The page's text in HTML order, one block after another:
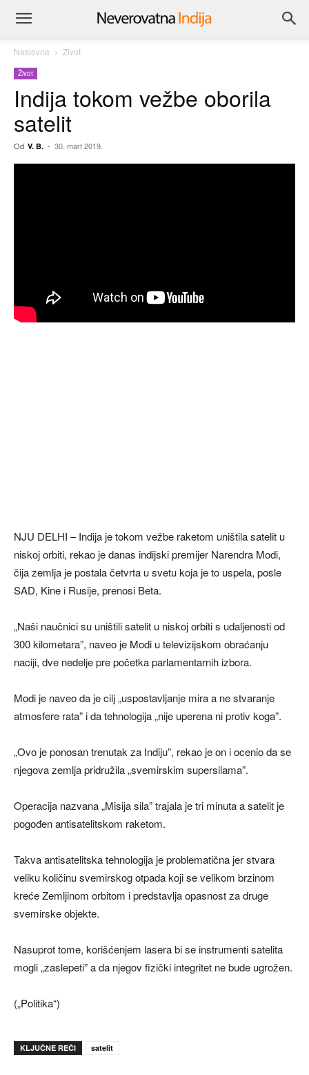
Naslovna Život
Život
Indija tokom vežbe oborila
satelit
Od V. B. - 30. mart 2019.
NJU DELHI – Indija je tokom vežbe raketom uništila satelit u
niskoj orbiti, rekao je danas indijski premijer Narendra Modi,
čija zemlja je postala četvrta u svetu koja je to uspela, posle
SAD, Kine i Rusije, prenosi Beta.
„Naši naučnici su uništili satelit u niskoj orbiti s udaljenosti od
300 kilometara”, naveo je Modi u televizijskom obraćanju
naciji, dve nedelje pre početka parlamentarnih izbora.
Modi je naveo da je cilj „uspostavljanje mira a ne stvaranje
atmosfere rata” i da tehnologija „nije uperena ni protiv koga”.
„Ovo je ponosan trenutak za Indiju”, rekao je on i ocenio da se
njegova zemlja pridružila „svemirskim supersilama”.
Operacija nazvana „Misija sila” trajala je tri minuta a satelit je
pogođen antisatelitskom raketom.
Takva antisatelitska tehnologija je problematična jer stvara
veliku količinu svemirskog otpada koji se velikom brzinom
kreće Zemljinom orbitom i predstavlja opasnost za druge
svemirske objekte.
Nasuprot tome, korišćenjem lasera bi se instrumenti satelita
mogli „zaslepeti” a da njegov fizički integritet ne bude ugrožen.
(„Politika“)
KLJUČNE REČI satelit